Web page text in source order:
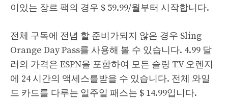
이있는 장르 팩의 경우 $ 59.99/월부터 시작합니다.
전체 구독에 전념 할 준비가되지 않은 경우 Sling
Orange Day Pass를 사용해 볼 수 있습니다. 4.99 달
러의 가격은 ESPN을 포함하여 모든 슬링 TV 오렌지
에 24 시간의 액세스를받을 수 있습니다. 전체 와일
드 카드를 다루는 일주일 패스는 $ 14.99입니다.